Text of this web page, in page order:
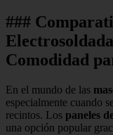
###
Comodidad
En el mundo de las
especialmente cuando
recintos. Los paneles
una opción popular